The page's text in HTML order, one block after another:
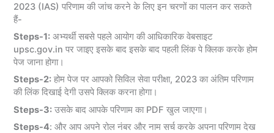
2023 (IAS) परिणाम की जांच करने के लिए इन चरणों का पालन कर सकते
हैं-
Steps-1: अभ्यर्थी सबसे पहले आयोग की आधिकारिक वेबसाइट
upsc.gov.in पर जाइए इसके बाद इसके बाद पहली लिंक पे क्लिक करके होम
पेज जाना होगा।
Steps-2: होम पेज पर आपको सिविल सेवा परीक्षा, 2023 का अंतिम परिणाम
की लिंक दिखाई देगी उसपे क्लिक करना होगा।
Steps-3: उसके बाद आपके परिणाम का PDF खुल जाएगा।
Steps-4: और आप अपने रोल नंबर और नाम सर्च करके अपना परिणाम देख